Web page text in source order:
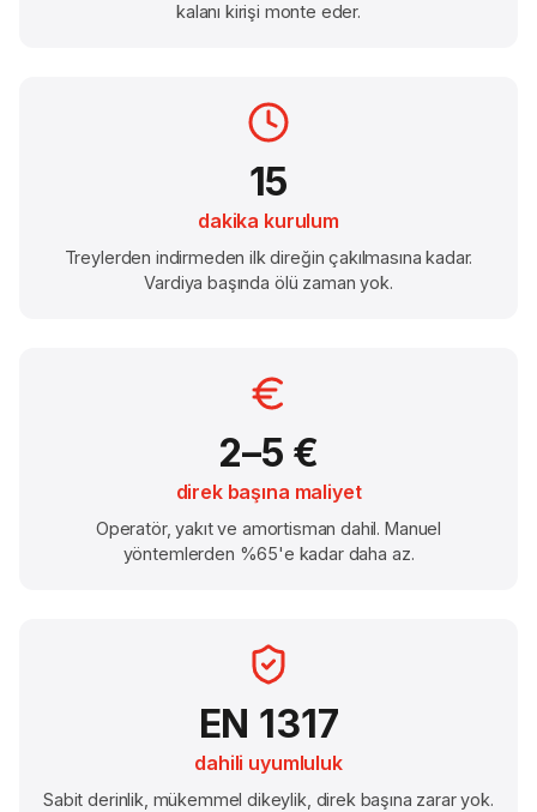
kalanı kirişi monte eder.
15
dakika kurulum
Treylerden indirmeden ilk direğin çakılmasına kadar.
Vardiya başında ölü zaman yok.
2–5 €
direk başına maliyet
Operatör, yakıt ve amortisman dahil. Manuel
yöntemlerden %65'e kadar daha az.
EN 1317
dahili uyumluluk
Sabit derinlik, mükemmel dikeylik, direk başına zarar yok.